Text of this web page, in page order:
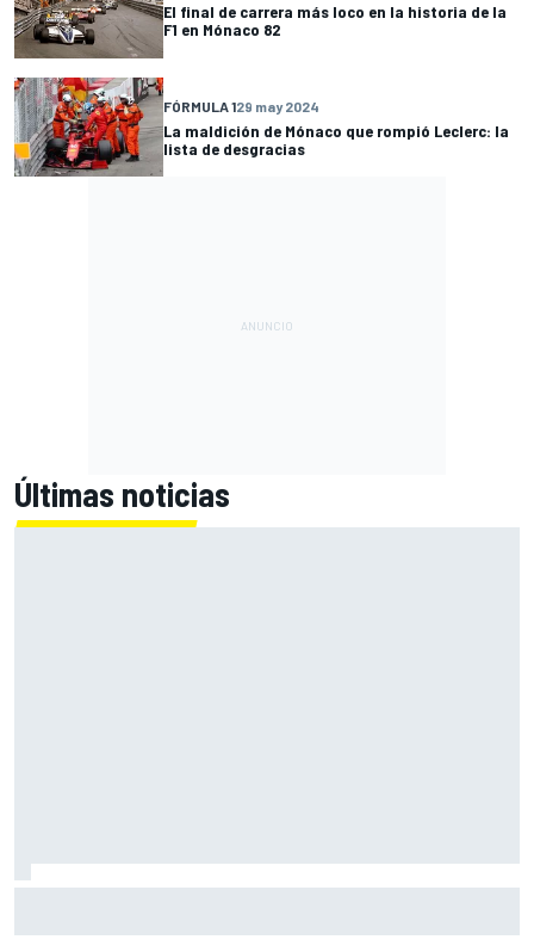
El final de carrera más loco en la historia de la
F1 en Mónaco 82
FÓRMULA 129 may 2024
La maldición de Mónaco que rompió Leclerc: la
lista de desgracias
Últimas noticias